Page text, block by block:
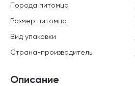
Описание
Порода питомца
Размер питомца
Вид упаковки
Страна-производитель